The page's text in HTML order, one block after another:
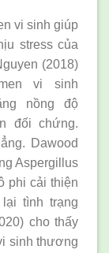
vi sinh giúp
stress của
(2018)
vi sinh
nồng độ
đối chứng.
Dawood
Aspergillus
phi cải thiện
tình trạng
cho thấy
sinh thương